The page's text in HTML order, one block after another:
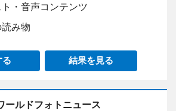
・音声コンテンツ
み物
る 結果を見る
ールドフォトニュース